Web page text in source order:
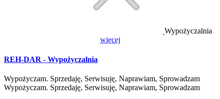
Wypożyczalnia
więcej
REH-DAR - Wypożyczalnia
Wypożyczam. Sprzedaję, Serwisuję, Naprawiam, Sprowadzam
Wypożyczam. Sprzedaję, Serwisuję, Naprawiam, Sprowadzam